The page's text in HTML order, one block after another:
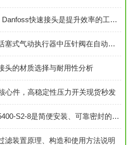
WQF8-16-B16FSR Danfoss快速接头是提升效率的工业连接解决方案
20SM4071-C1S带活塞式气动执行器中压针阀在自动化系统中的角色与功能
头的材质选择与耐用性分析
心件，高稳定性压力开关现货秒发
暖通空调快速接头5400-S2-8是简便安装、可靠密封的理想选择
滤装置原理、构造和使用方法说明